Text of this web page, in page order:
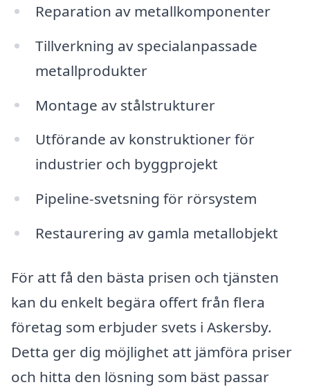
Reparation av metallkomponenter
Tillverkning av specialanpassade
metallprodukter
Montage av stålstrukturer
Utförande av konstruktioner för
industrier och byggprojekt
Pipeline-svetsning för rörsystem
Restaurering av gamla metallobjekt
För att få den bästa prisen och tjänsten
kan du enkelt begära offert från flera
företag som erbjuder svets i Askersby.
Detta ger dig möjlighet att jämföra priser
och hitta den lösning som bäst passar